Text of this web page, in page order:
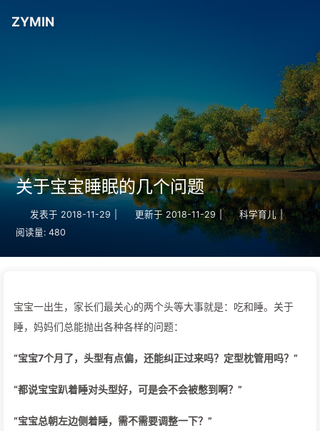
ZYMIN
关于宝宝睡眠的几个问题
发表于 2018-11-29 更新于 2018-11-29 科学育儿 |
阅读量: 480
宝宝一出生，家长们最关心的两个头等大事就是：吃和睡。关于
睡，妈妈们总能抛出各种各样的问题：
“宝宝7个月了，头型有点偏，还能纠正过来吗？定型枕管用吗？”
“都说宝宝趴着睡对头型好，可是会不会被憋到啊？”
“宝宝总朝左边侧着睡，需不需要调整一下？”